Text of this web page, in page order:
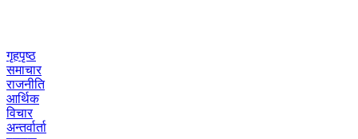
गृहपृष्ठ
समाचार
राजनीति
आर्थिक
विचार
अन्तर्वार्ता